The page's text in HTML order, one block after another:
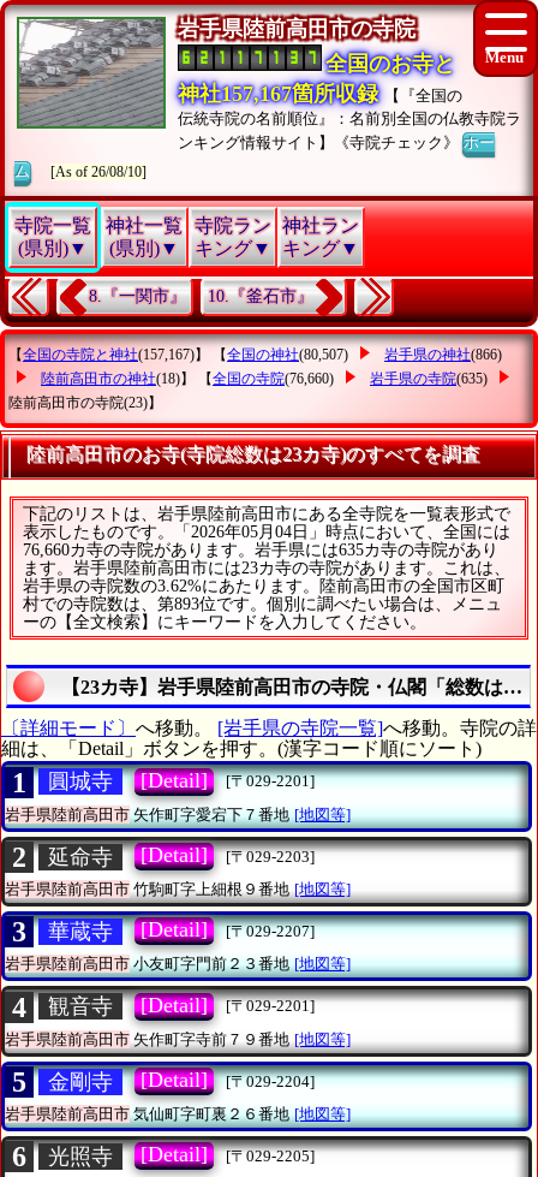
岩手県陸前高田市の寺院
全国のお寺と
神社157,167箇所収録
【『全国の
伝統寺院の名前順位』：名前別全国の仏教寺院ラ
ンキング情報サイト】《寺院チェック》ホー
ム
[As of 26/08/10]
寺院一覧
(県別)▼
神社一覧
(県別)▼
寺院ラン
キング▼
神社ラン
キング▼
8.『一関市』 10.『釜石市』
【全国の寺院と神社(157,167)】 【全国の神社(80,507) 岩手県の神社(866)
陸前高田市の神社(18)】 【全国の寺院(76,660) 岩手県の寺院(635)
陸前高田市の寺院(23)】
陸前高田市のお寺(寺院総数は23カ寺)のすべてを調査
下記のリストは、岩手県陸前高田市にある全寺院を一覧表形式で
表示したものです。「2026年05月04日」時点において、全国には
76,660カ寺の寺院があります。岩手県には635カ寺の寺院があり
ます。岩手県陸前高田市には23カ寺の寺院があります。これは、
岩手県の寺院数の3.62%にあたります。陸前高田市の全国市区町
村での寺院数は、第893位です。個別に調べたい場合は、メニュ
ーの【全文検索】にキーワードを入力してください。
【23カ寺】岩手県陸前高田市の寺院・仏閣「総数は23
〔詳細モード〕 へ移動。 [岩手県の寺院一覧]へ移動。寺院の詳
細は、「Detail」ボタンを押す。(漢字コード順にソート)
1 圓城寺 [Detail]
[〒029-2201]
岩手県陸前高田市矢作町字愛宕下７番地 [地図等]
2 延命寺 [Detail]
[〒029-2203]
岩手県陸前高田市竹駒町字上細根９番地 [地図等]
3 華蔵寺 [Detail]
[〒029-2207]
岩手県陸前高田市小友町字門前２３番地 [地図等]
4 観音寺 [Detail]
[〒029-2201]
岩手県陸前高田市 矢作町字寺前７９番地 [地図等]
5 金剛寺 [Detail]
[〒029-2204]
岩手県陸前高田市気仙町字町裏２６番地 [地図等]
6 光照寺 [Detail]
[〒029-2205]